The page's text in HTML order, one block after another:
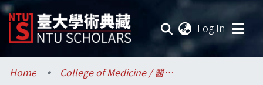
Log In
Communities & Collections
Home
College of Medicine / 醫學院